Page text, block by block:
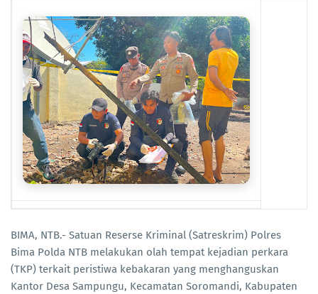
BIMA, NTB.- Satuan Reserse Kriminal (Satreskrim) Polres
Bima Polda NTB melakukan olah tempat kejadian perkara
(TKP) terkait peristiwa kebakaran yang menghanguskan
Kantor Desa Sampungu, Kecamatan Soromandi, Kabupaten